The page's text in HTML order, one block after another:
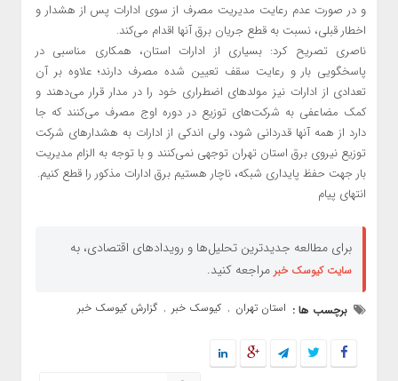
و در صورت عدم رعایت مدیریت مصرف از سوی ادارات پس از هشدار و
اخطار قبلی، نسبت به قطع جریان برق آنها اقدام می‌کند.
ناصری تصریح کرد: بسیاری از ادارات استان، همکاری مناسبی در
پاسخگویی بار و رعایت سقف تعیین شده مصرف دارند؛ علاوه بر آن
تعدادی از ادارات نیز مولدهای اضطراری خود را در مدار قرار می‌دهند و
کمک مضاعفی به شرکت‌های توزیع در دوره اوج مصرف می‌کنند که جا
دارد از همه آنها قدردانی شود، ولی اندکی از ادارات به هشدارهای شرکت
توزیع نیروی برق استان تهران توجهی نمی‌کنند و با توجه به الزام مدیریت
بار جهت حفظ پایداری شبکه، ناچار هستیم برق ادارات مذکور را قطع کنیم.
انتهای پیام
برای مطالعه جدیدترین تحلیل‌ها و رویدادهای اقتصادی، به
سایت کیوسک خبر مراجعه کنید.
برچسب ها : استان تهران , کیوسک خبر , گزارش کیوسک خبر